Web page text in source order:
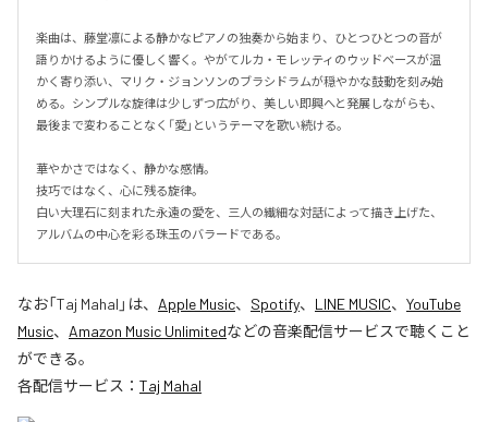
楽曲は、藤堂凛による静かなピアノの独奏から始まり、ひとつひとつの音が
語りかけるように優しく響く。やがてルカ・モレッティのウッドベースが温
かく寄り添い、マリク・ジョンソンのブラシドラムが穏やかな鼓動を刻み始
める。シンプルな旋律は少しずつ広がり、美しい即興へと発展しながらも、
最後まで変わることなく「愛」というテーマを歌い続ける。
華やかさではなく、静かな感情。
技巧ではなく、心に残る旋律。
白い大理石に刻まれた永遠の愛を、三人の繊細な対話によって描き上げた、
アルバムの中心を彩る珠玉のバラードである。
なお「Taj Mahal 」は、 Apple Music、 Spotify、 LINE MUSIC、 YouTube
Music、 Amazon Music Unlimitedなどの音楽配信サービスで聴くこと
ができる。
各配信サービス： Taj Mahal